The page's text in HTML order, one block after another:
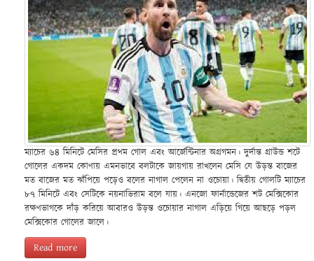
ম্যাচের ৬৪ মিনিটে মেসির প্রথম গোল এবং আর্জেন্টিনার অগ্রগমন। দুর্দান্ত গ্রাউন্ড শটে
গোলের একদম কোণায় এমনভাবে বলটাকে জায়গায় রাখলেন মেসি যে উড়ন্ত বাজের
মত বাজের মত ঝাঁপিয়ে পড়েও বলের নাগাল পেলেন না ওচোয়া। দ্বিতীয় গোলটি ম্যাচের
৮৭ মিনিটে এবং সেটিকে নয়নাভিরাম বলে যায়। এনজো ফার্নান্ডেজের শট মেক্সিকোর
রক্ষণভাগকে দাঁড় করিয়ে আবারও উড়ন্ত ওচোয়ার নাগাল এড়িয়ে গিয়ে আছড়ে পড়ল
মেক্সিকোর গোলের জালে।
Read more